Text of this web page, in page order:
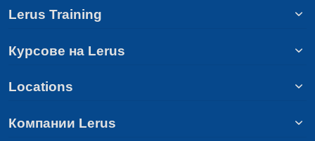
Lerus Training
Курсове на Lerus
Locations
Компании Lerus